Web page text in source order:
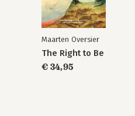
Maarten Oversier
The Right to Be
€ 34,95